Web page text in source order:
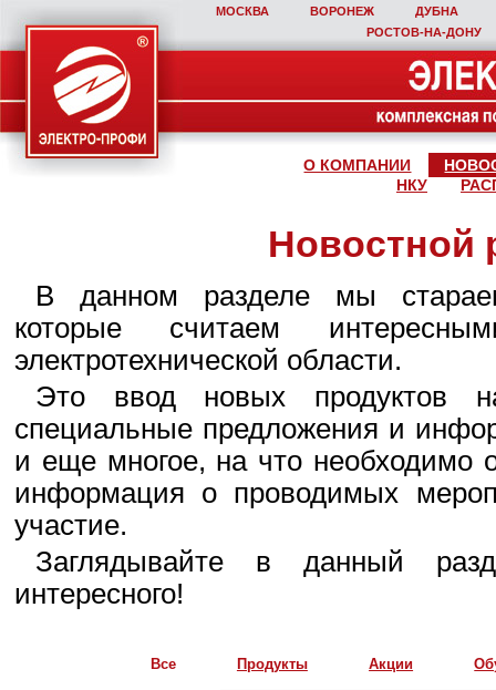
МОСКВА ВОРОНЕЖ
ДУБНА
РОСТОВ‑НА‑ДОНУ
О КОМПАНИИ
НКУ
Новостной
В данном разделе мы
которые считаем
электротехнической области.
Это ввод новых продуктов
специальные предложения и
и еще многое, на что необходимо
информация о проводимых
участие.
Заглядывайте в данный
интересного!
Все Продукты Акции